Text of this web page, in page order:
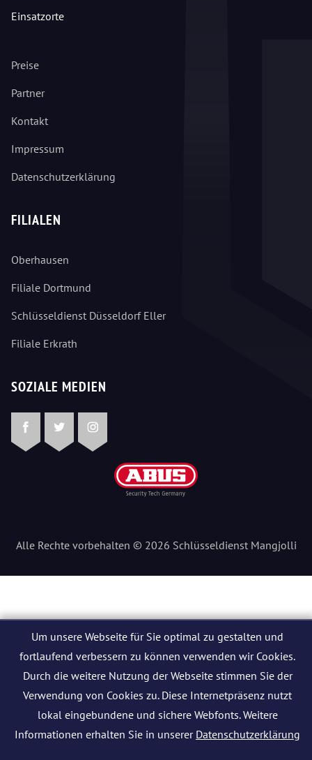
Einsatzorte
Preise
Partner
Kontakt
Impressum
Datenschutzerklärung
FILIALEN
Oberhausen
Filiale Dortmund
Schlüsseldienst Düsseldorf Eller
Filiale Erkrath
SOZIALE MEDIEN
FacebookTwitterInstagram
Alle Rechte vorbehalten © 2026 Schlüsseldienst Mangjolli
Um unsere Webseite für Sie optimal zu gestalten und
fortlaufend verbessern zu können verwenden wir Cookies.
Durch die weitere Nutzung der Webseite stimmen Sie der
Verwendung von Cookies zu. Diese Internetpräsenz nutzt
lokal eingebundene und sichere Webfonts. Weitere
Informationen erhalten Sie in unserer Datenschutzerklärung